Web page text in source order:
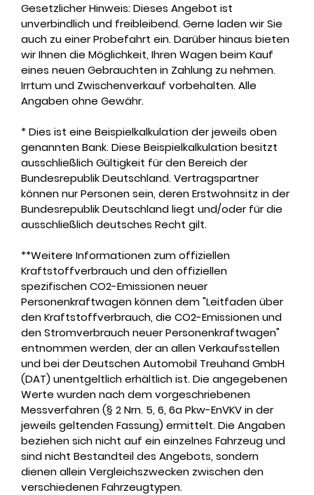
Gesetzlicher Hinweis: Dieses Angebot ist
unverbindlich und freibleibend. Gerne laden wir Sie
auch zu einer Probefahrt ein. Darüber hinaus bieten
wir Ihnen die Möglichkeit, Ihren Wagen beim Kauf
eines neuen Gebrauchten in Zahlung zu nehmen.
Irrtum und Zwischenverkauf vorbehalten. Alle
Angaben ohne Gewähr.
* Dies ist eine Beispielkalkulation der jeweils oben
genannten Bank. Diese Beispielkalkulation besitzt
ausschließlich Gültigkeit für den Bereich der
Bundesrepublik Deutschland. Vertragspartner
können nur Personen sein, deren Erstwohnsitz in der
Bundesrepublik Deutschland liegt und/oder für die
ausschließlich deutsches Recht gilt.
**Weitere Informationen zum offiziellen
Kraftstoffverbrauch und den offiziellen
spezifischen CO2-Emissionen neuer
Personenkraftwagen können dem"Leitfaden über
den Kraftstoffverbrauch, die CO2-Emissionen und
den Stromverbrauch neuer Personenkraftwagen"
entnommen werden, der an allen Verkaufsstellen
und bei der Deutschen Automobil Treuhand GmbH
(DAT) unentgeltlich erhältlich ist. Die angegebenen
Werte wurden nach dem vorgeschriebenen
Messverfahren (§ 2 Nrn. 5, 6, 6a Pkw-EnVKV in der
jeweils geltenden Fassung) ermittelt. Die Angaben
beziehen sich nicht auf ein einzelnes Fahrzeug und
sind nicht Bestandteil des Angebots, sondern
dienen allein Vergleichszwecken zwischen den
verschiedenen Fahrzeugtypen.